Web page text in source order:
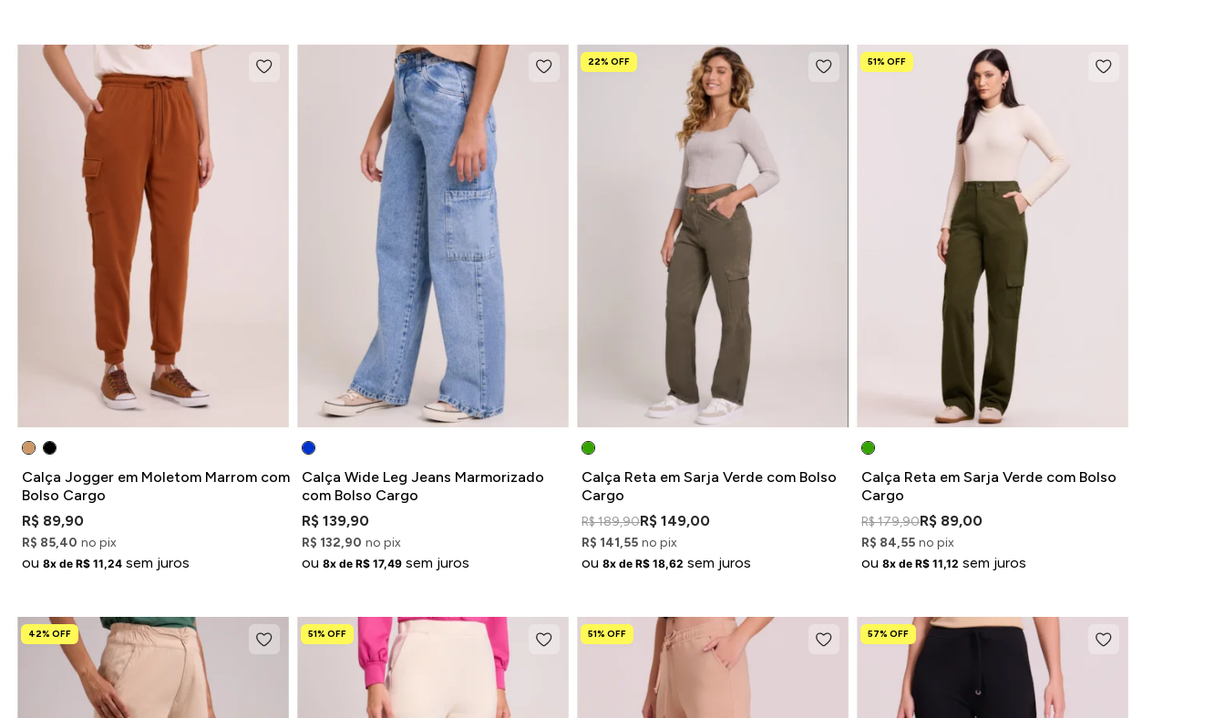
Calça Jogger em Moletom Marrom com
Bolso Cargo
R$ 89,90
R$ 85,40 no pix
ou8x de R$ 11,24 sem juros
Calça Wide Leg Jeans Marmorizado
com Bolso Cargo
R$ 139,90
R$ 132,90 no pix
ou8x de R$ 17,49 sem juros
22% OFF
Calça Reta em Sarja Verde com Bolso
Cargo
R$ 189,90R$ 149,00
R$ 141,55 no pix
ou8x de R$ 18,62 sem juros
51% OFF
Calça Reta em Sarja Verde com Bolso
Cargo
R$ 179,90R$ 89,00
R$ 84,55 no pix
ou8x de R$ 11,12 sem juros
42% OFF 51% OFF 51% OFF 57% OFF